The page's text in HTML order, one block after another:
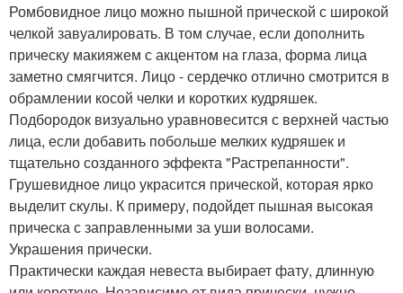
Ромбовидное лицо можно пышной прической с широкой
челкой завуалировать. В том случае, если дополнить
прическу макияжем с акцентом на глаза, форма лица
заметно смягчится. Лицо - сердечко отлично смотрится в
обрамлении косой челки и коротких кудряшек.
Подбородок визуально уравновесится с верхней частью
лица, если добавить побольше мелких кудряшек и
тщательно созданного эффекта "Растрепанности".
Грушевидное лицо украсится прической, которая ярко
выделит скулы. К примеру, подойдет пышная высокая
прическа с заправленными за уши волосами.
Украшения прически.
Практически каждая невеста выбирает фату, длинную